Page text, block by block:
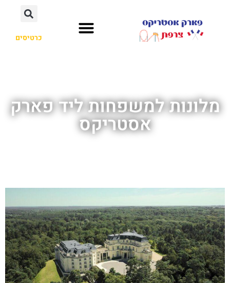
כרטיסים
מלונות למשפחות ליד פארק
אסטריקס